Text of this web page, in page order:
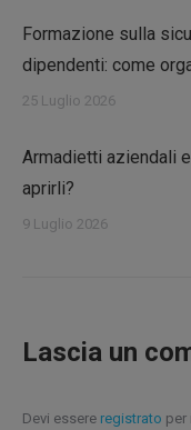
Formazione sulla
dipendenti: come
25 Luglio 2026
Armadietti aziendali
aprirli?
9 Luglio 2026
Lascia un
Devi essere registrato per